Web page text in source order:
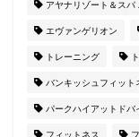
アヤナリゾート＆スパ
エヴァンゲリオン
トレーニング
バンキッシュフィット
パークハイアットドバ
フィットネス